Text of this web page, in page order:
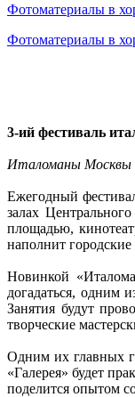
Фотоматериалы в
Фотоматериалы в
3-ий фестиваль
Италоманы Москвы
Ежегодный
залах
площадью,
наполнит
Новинкой
догадаться, одним
Занятия будут
творческие
Одним их главных
«Галерея» будет
поделится опытом